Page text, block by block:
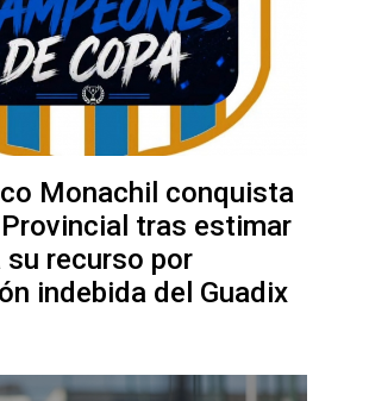
Monachil conquista
Provincial tras estimar
su recurso por
indebida del Guadix